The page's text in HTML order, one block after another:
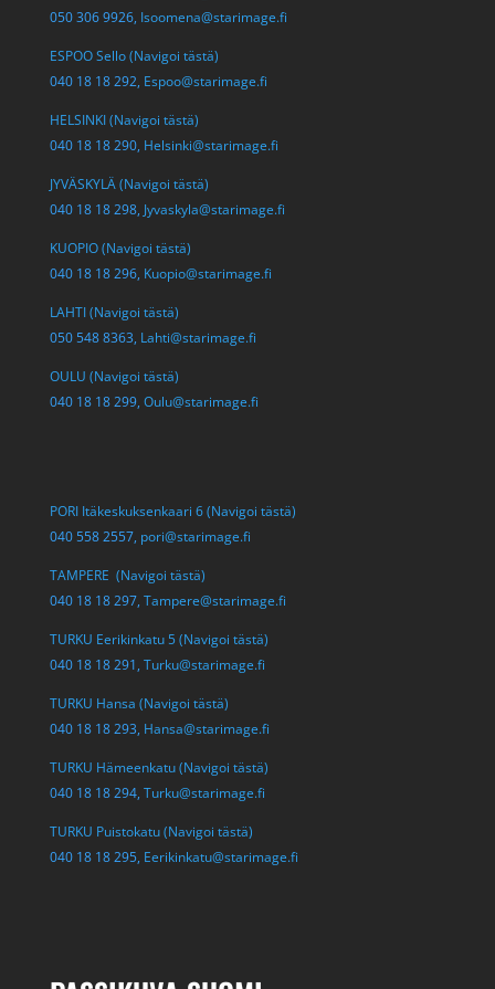
050 306 9926, Isoomena@starimage.fi
ESPOO Sello (Navigoi tästä)
040 18 18 292, Espoo@starimage.fi
HELSINKI (Navigoi tästä)
040 18 18 290, Helsinki@starimage.fi
JYVÄSKYLÄ (Navigoi tästä)
040 18 18 298, Jyvaskyla@starimage.fi
KUOPIO (Navigoi tästä)
040 18 18 296, Kuopio@starimage.fi
LAHTI (Navigoi tästä)
050 548 8363, Lahti@starimage.fi
OULU (Navigoi tästä)
040 18 18 299, Oulu@starimage.fi
PORI Itäkeskuksenkaari 6 (Navigoi tästä)
040 558 2557, pori@starimage.fi
TAMPERE (Navigoi tästä)
040 18 18 297, Tampere@starimage.fi
TURKU Eerikinkatu 5 (Navigoi tästä)
040 18 18 291, Turku@starimage.fi
TURKU Hansa (Navigoi tästä)
040 18 18 293, Hansa@starimage.fi
TURKU Hämeenkatu (Navigoi tästä)
040 18 18 294, Turku@starimage.fi
TURKU Puistokatu (Navigoi tästä)
040 18 18 295, Eerikinkatu@starimage.fi